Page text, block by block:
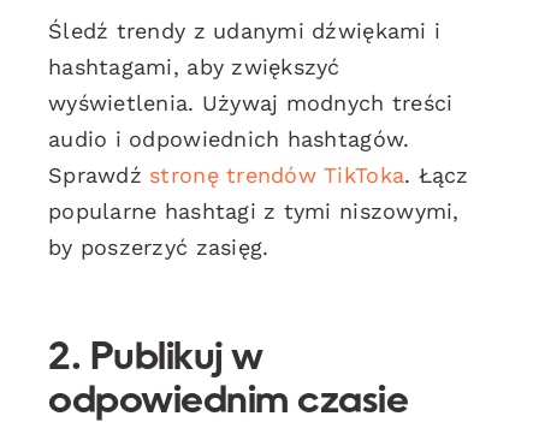
Śledź trendy z udanymi dźwiękami i
hashtagami, aby zwiększyć
wyświetlenia. Używaj modnych treści
audio i odpowiednich hashtagów.
Sprawdź stronę trendów TikToka. Łącz
popularne hashtagi z tymi niszowymi,
by poszerzyć zasięg.
2. Publikuj w
odpowiednim czasie